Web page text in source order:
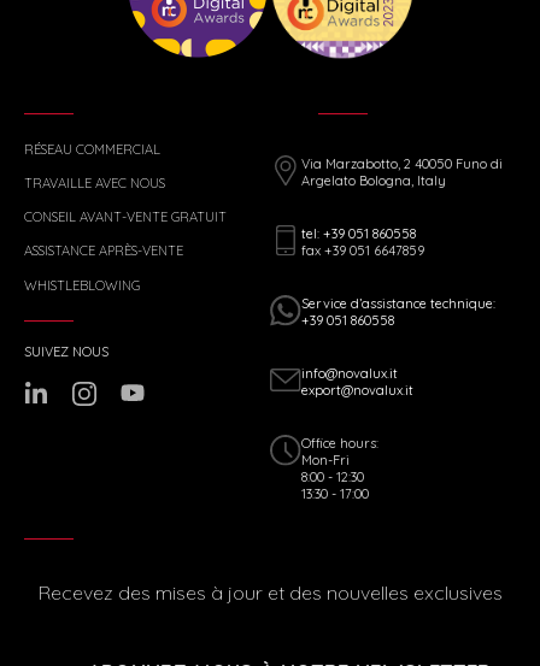
RÉSEAU COMMERCIAL
TRAVAILLE AVEC NOUS
CONSEIL AVANT-VENTE GRATUIT
ASSISTANCE APRÈS-VENTE
WHISTLEBLOWING
Via Marzabotto, 2 40050 Funo di
Argelato Bologna, Italy
tel: +39 051 860558
fax +39 051 6647859
Service d’assistance technique:
+39 051 860558
info@novalux.it
export@novalux.it
Office hours:
Mon-Fri
8:00 - 12:30
13:30 - 17:00
SUIVEZ NOUS
Recevez des mises à jour et des nouvelles exclusives